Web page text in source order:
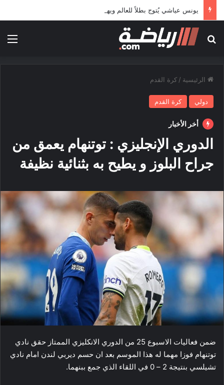
بحث عن
الرئيسية / كرة القدم
دولي كرة القدم
أخر الأخبار
الدوري الإنجليزي : توتنهام يعمق من
جراح البلوز و يطيح به بثنائية نظيفة
ضمن فعاليات الاسبوع 25 من ​الدوري الانكليزي​ الممتاز حقق نادي ​
توتنهام​ فوزا مهما له هذا الموسم بعد ان حسم ديربي لندن امام نادي ​
تشيلسي​ بنتيجة 2 – 0 في اللقاء الذي جمع ببنهما.